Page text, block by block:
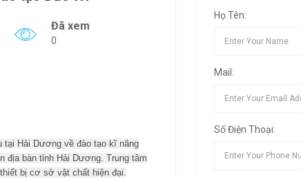
Đã xem
0
tại Hải Dương về đào tạo kĩ năng
địa bàn tỉnh Hải Dương. Trung tâm
bị cơ sở vật chất hiện đại.
Họ Tên:
Mail:
Số Điện Thoại: